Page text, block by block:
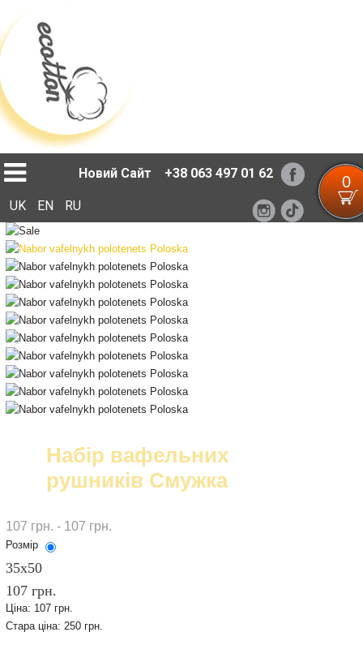
Новий Сайт +38 063 497 01 62 0
UK EN RU
Набір вафельних
рушників Смужка
107 грн. - 107 грн.
Розмір
35х50
107 грн.
Ціна: 107 грн.
Стара ціна: 250 грн.